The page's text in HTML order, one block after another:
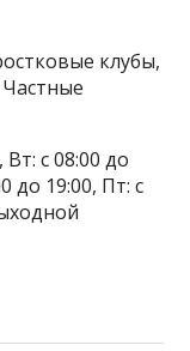
клубы,
с 08:00 до
до 19:00, Пт: с